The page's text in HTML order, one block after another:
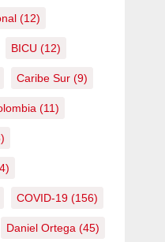
(12)
BICU (12)
Caribe Sur(9)
(11)
COVID-19(156)
Daniel Ortega (45)